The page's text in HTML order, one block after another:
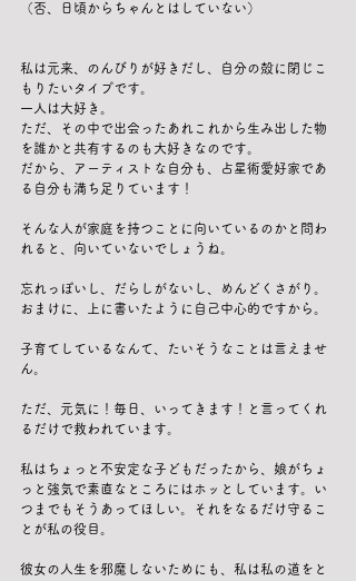
（否、日頃からちゃんとはしていない）
私は元来、のんびりが好きだし、自分の殻に閉じこ
もりたいタイプです。
一人は大好き。
ただ、その中で出会ったあれこれから生み出した物
を誰かと共有するのも大好きなのです。
だから、アーティストな自分も、占星術愛好家であ
る自分も満ち足りています！
そんな人が家庭を持つことに向いているのかと問わ
れると、向いていないでしょうね。
忘れっぽいし、だらしがないし、めんどくさがり。
おまけに、上に書いたように自己中心的ですから。
子育てしているなんて、たいそうなことは言えませ
ん。
ただ、元気に！毎日、いってきます！と言ってくれ
るだけで救われています。
私はちょっと不安定な子どもだったから、娘がちょ
っと強気で素直なところにはホッとしています。い
つまでもそうあってほしい。それをなるだけ守るこ
とが私の役目。
彼女の人生を邪魔しないためにも、私は私の道をと